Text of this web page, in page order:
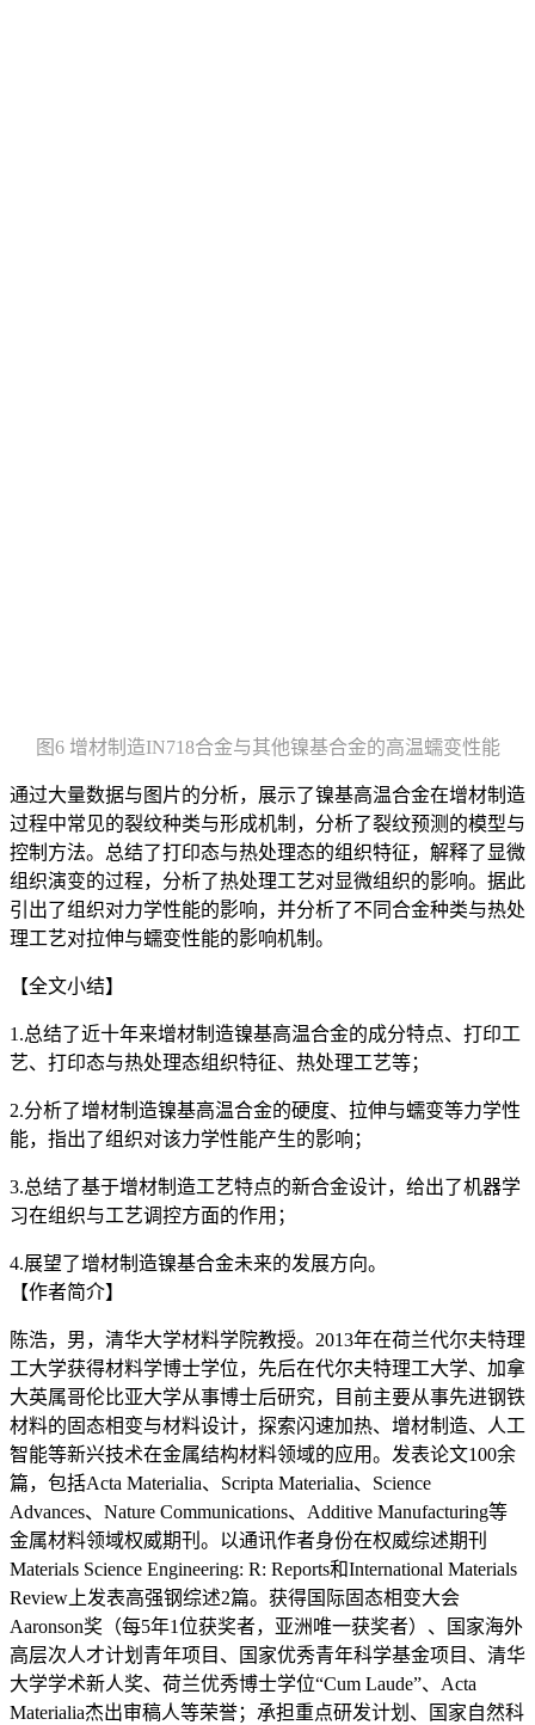
图6 增材制造IN718合金与其他镍基合金的高温蠕变性能
通过大量数据与图片的分析，展示了镍基高温合金在增材制造
过程中常见的裂纹种类与形成机制，分析了裂纹预测的模型与
控制方法。总结了打印态与热处理态的组织特征，解释了显微
组织演变的过程，分析了热处理工艺对显微组织的影响。据此
引出了组织对力学性能的影响，并分析了不同合金种类与热处
理工艺对拉伸与蠕变性能的影响机制。
【全文小结】
1.总结了近十年来增材制造镍基高温合金的成分特点、打印工
艺、打印态与热处理态组织特征、热处理工艺等；
2.分析了增材制造镍基高温合金的硬度、拉伸与蠕变等力学性
能，指出了组织对该力学性能产生的影响；
3.总结了基于增材制造工艺特点的新合金设计，给出了机器学
习在组织与工艺调控方面的作用；
4.展望了增材制造镍基合金未来的发展方向。
【作者简介】
陈浩，男，清华大学材料学院教授。2013年在荷兰代尔夫特理
工大学获得材料学博士学位，先后在代尔夫特理工大学、加拿
大英属哥伦比亚大学从事博士后研究，目前主要从事先进钢铁
材料的固态相变与材料设计，探索闪速加热、增材制造、人工
智能等新兴技术在金属结构材料领域的应用。发表论文100余
篇，包括Acta Materialia、Scripta Materialia、Science
Advances、Nature Communications、Additive Manufacturing等
金属材料领域权威期刊。以通讯作者身份在权威综述期刊
Materials Science Engineering: R: Reports和International Materials
Review上发表高强钢综述2篇。获得国际固态相变大会
Aaronson奖（每5年1位获奖者，亚洲唯一获奖者）、国家海外
高层次人才计划青年项目、国家优秀青年科学基金项目、清华
大学学术新人奖、荷兰优秀博士学位“Cum Laude”、Acta
Materialia杰出审稿人等荣誉；承担重点研发计划、国家自然科